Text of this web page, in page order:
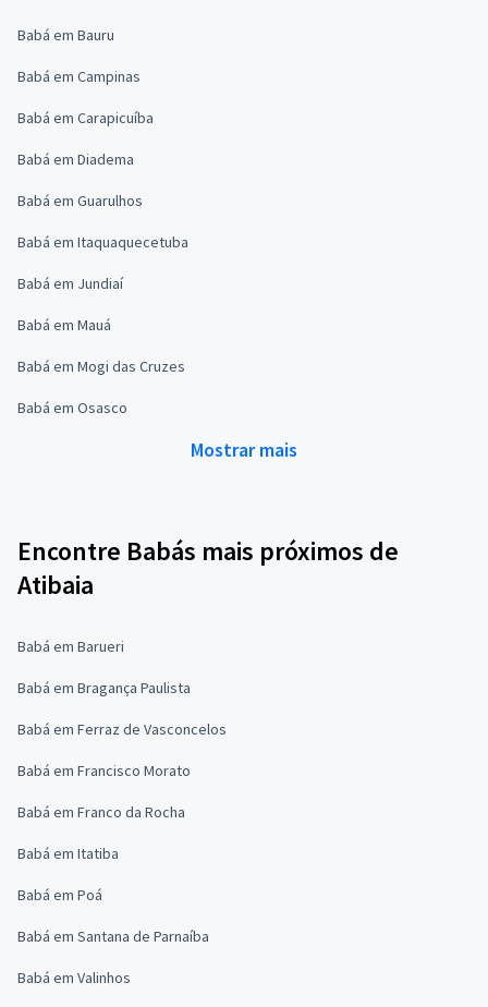
Babá em Bauru
Babá em Campinas
Babá em Carapicuíba
Babá em Diadema
Babá em Guarulhos
Babá em Itaquaquecetuba
Babá em Jundiaí
Babá em Mauá
Babá em Mogi das Cruzes
Babá em Osasco
Mostrar mais
Encontre Babás mais próximos de
Atibaia
Babá em Barueri
Babá em Bragança Paulista
Babá em Ferraz de Vasconcelos
Babá em Francisco Morato
Babá em Franco da Rocha
Babá em Itatiba
Babá em Poá
Babá em Santana de Parnaíba
Babá em Valinhos